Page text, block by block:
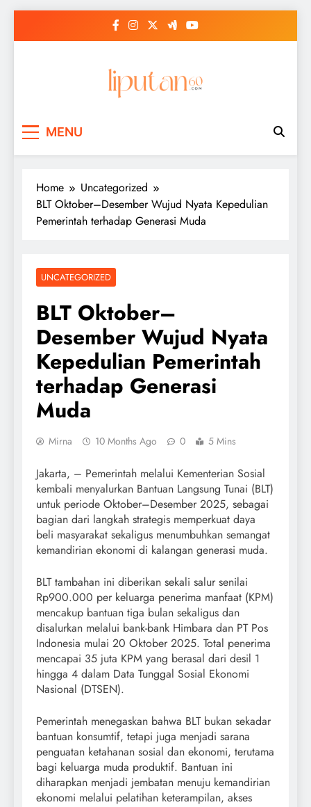
MENU
Home
Uncategorized
BLT Oktober–Desember Wujud Nyata Kepedulian
Pemerintah terhadap Generasi Muda
UNCATEGORIZED
BLT Oktober–
Desember Wujud Nyata
Kepedulian Pemerintah
terhadap Generasi
Muda
Mirna 10 Months Ago 0 5 Mins
Jakarta, – Pemerintah melalui Kementerian Sosial
kembali menyalurkan Bantuan Langsung Tunai (BLT)
untuk periode Oktober–Desember 2025, sebagai
bagian dari langkah strategis memperkuat daya
beli masyarakat sekaligus menumbuhkan semangat
kemandirian ekonomi di kalangan generasi muda.
BLT tambahan ini diberikan sekali salur senilai
Rp900.000 per keluarga penerima manfaat (KPM)
mencakup bantuan tiga bulan sekaligus dan
disalurkan melalui bank-bank Himbara dan PT Pos
Indonesia mulai 20 Oktober 2025. Total penerima
mencapai 35 juta KPM yang berasal dari desil 1
hingga 4 dalam Data Tunggal Sosial Ekonomi
Nasional (DTSEN).
Pemerintah menegaskan bahwa BLT bukan sekadar
bantuan konsumtif, tetapi juga menjadi sarana
penguatan ketahanan sosial dan ekonomi, terutama
bagi keluarga muda produktif. Bantuan ini
diharapkan menjadi jembatan menuju kemandirian
ekonomi melalui pelatihan keterampilan, akses